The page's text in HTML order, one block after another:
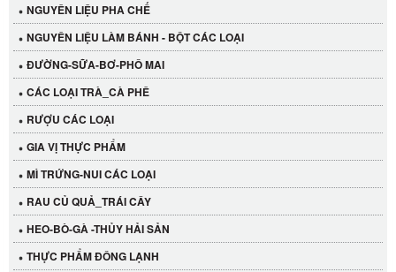
NGUYÊN LIỆU PHA CHẾ
NGUYÊN LIỆU LÀM BÁNH - BỘT CÁC LOẠI
ĐƯỜNG-SỮA-BƠ-PHÔ MAI
CÁC LOẠI TRÀ_CÀ PHÊ
RƯỢU CÁC LOẠI
GIA VỊ THỰC PHẨM
MÌ TRỨNG-NUI CÁC LOẠI
RAU CỦ QUẢ_TRÁI CÂY
HEO-BÒ-GÀ -THỦY HẢI SẢN
THỰC PHẨM ĐÔNG LẠNH